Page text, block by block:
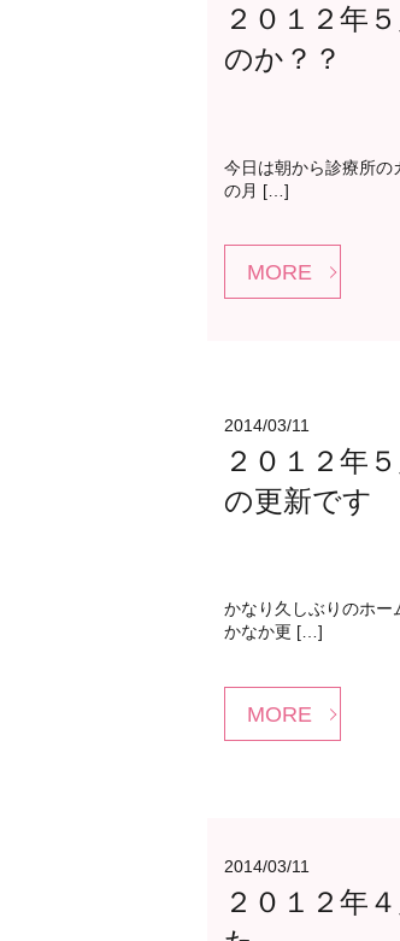
２０１２年
のか？？
今日は朝から診療所の
の月 […]
MORE
2014/03/11
２０１２年
の更新です
かなり久しぶりのホ
かなか更 […]
MORE
2014/03/11
２０１２年